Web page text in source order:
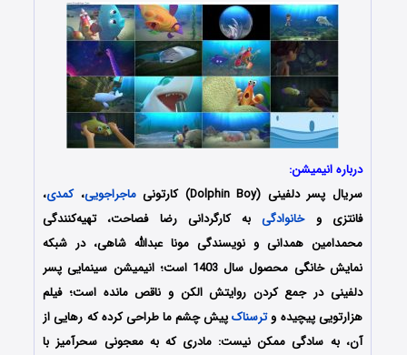
درباره انیمیشن:
سریال پسر دلفینی (Dolphin Boy) کارتونی
ماجراجویی،کمدی،
فانتزی وخانوادگیبه کارگردانی رضا فصاحت، تهیه‌کنندگی
محمدامین همدانی و نویسندگی مونا عبدالله شاهی، در شبکه
نمایش خانگی محصول سال 1403 است؛ انیمیشن سینمایی پسر
دلفینی در جمع کردن روایتش الکن و ناقص مانده است؛ فیلم
هزارتویی پیچیده وترسناکپیش چشم ما طراحی کرده که رهایی از
آن، به سادگی ممکن نیست: مادری که به معجونی سحرآمیز با